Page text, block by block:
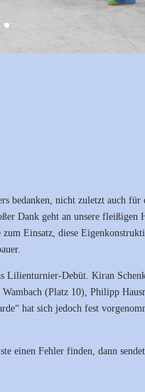
nicht zuletzt auch
Dank geht an unsere
Einsatz, diese
Debüt. Kiran Schenk
(Platz 10), Philipp
hat sich jedoch fest
einen Fehler finden, dann